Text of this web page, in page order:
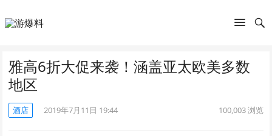
雅高6折大促来袭！涵盖亚太欧美多数
地区
酒店 2019年7月11日 19:44 100,003浏览